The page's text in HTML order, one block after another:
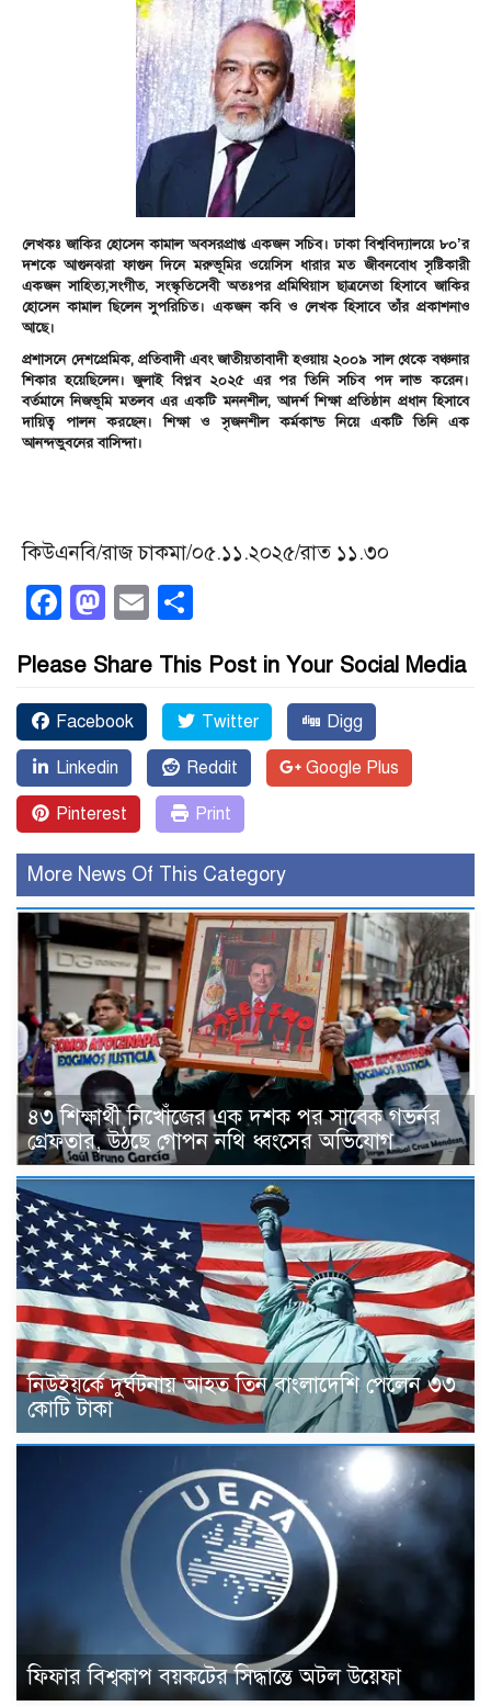
লেখকঃ জাকির হোসেন কামাল অবসরপ্রাপ্ত একজন সচিব। ঢাকা বিশ্ববিদ্যালয়ে ৮০’র
দশকে আগুনঝরা ফাগুন দিনে মরুভূমির ওয়েসিস ধারার মত জীবনবোধ সৃষ্টিকারী
একজন সাহিত্য,সংগীত, সংস্কৃতিসেবী অতঃপর প্রমিথিয়াস ছাত্রনেতা হিসাবে জাকির
হোসেন কামাল ছিলেন সুপরিচিত। একজন কবি ও লেখক হিসাবে তাঁর প্রকাশনাও
আছে।
প্রশাসনে দেশপ্রেমিক, প্রতিবাদী এবং জাতীয়তাবাদী হওয়ায় ২০০৯ সাল থেকে বঞ্চনার
শিকার হয়েছিলেন। জুলাই বিপ্লব ২০২৫ এর পর তিনি সচিব পদ লাভ করেন।
বর্তমানে নিজভূমি মতলব এর একটি মননশীল, আদর্শ শিক্ষা প্রতিষ্ঠান প্রধান হিসাবে
দায়িত্ব পালন করছেন। শিক্ষা ও সৃজনশীল কর্মকান্ড নিয়ে একটি তিনি এক
আনন্দভুবনের বাসিন্দা।
কিউএনবি/রাজ চাকমা/০৫.১১.২০২৫/রাত ১১.৩০
Facebook
Mastodon
Email
Please Share This Post in Your Social Media
Facebook Twitter Digg
Linkedin Reddit Google Plus
Pinterest Print
More News Of This Category
৪৩ শিক্ষার্থী নিখোঁজের এক দশক পর সাবেক গভর্নর
গ্রেফতার, উঠছে গোপন নথি ধ্বংসের অভিযোগ
নিউইয়র্কে দুর্ঘটনায় আহত তিন বাংলাদেশি পেলেন ৩৩
কোটি টাকা
ফিফার বিশ্বকাপ বয়কটের সিদ্ধান্তে অটল উয়েফা